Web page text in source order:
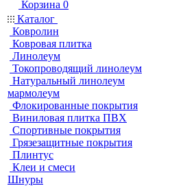
Корзина 0
Каталог
Ковролин
Ковровая плитка
Линолеум
Токопроводящий линолеум
Натуральный линолеум
мармолеум
Флокированные покрытия
Виниловая плитка ПВХ
Спортивные покрытия
Грязезащитные покрытия
Плинтус
Клеи и смеси
Шнуры